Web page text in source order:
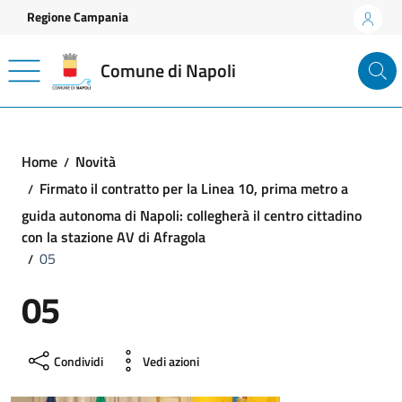
Vai ai contenuti
Vai al footer
Regione Campania
Comune di Napoli
Home
Novità
Firmato il contratto per la Linea 10, prima metro a
guida autonoma di Napoli: collegherà il centro cittadino
con la stazione AV di Afragola
05
05
Condividi Vedi azioni